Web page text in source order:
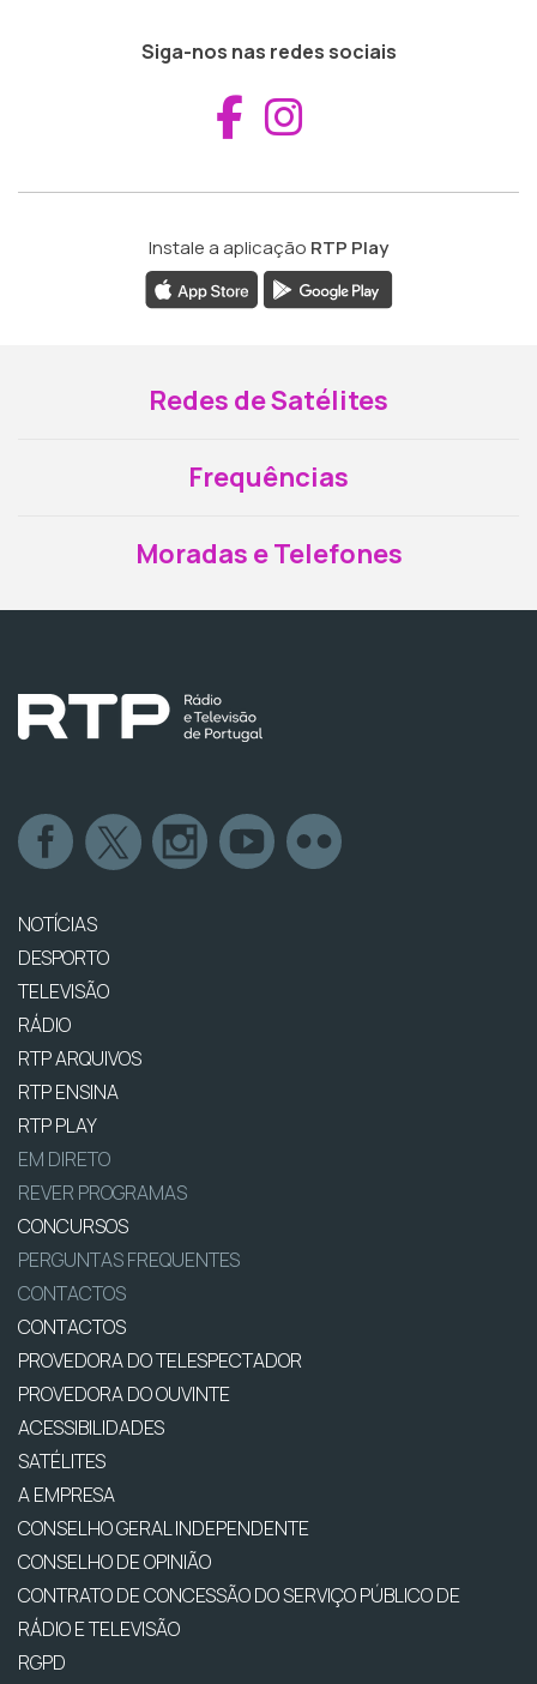
Siga-nos nas redes sociais
Aceder ao
Instale a aplicação RTP Play
Redes de Satélites
Frequências
Moradas e Telefones
NOTÍCIAS
DESPORTO
TELEVISÃO
RÁDIO
RTP ARQUIVOS
RTP ENSINA
RTP PLAY
EM DIRETO
REVER PROGRAMAS
CONCURSOS
PERGUNTAS FREQUENTES
CONTACTOS
CONTACTOS
PROVEDORA DO TELESPECTADOR
PROVEDORA DO OUVINTE
ACESSIBILIDADES
SATÉLITES
A EMPRESA
CONSELHO GERAL INDEPENDENTE
CONSELHO DE OPINIÃO
CONTRATO DE CONCESSÃO DO SERVIÇO PÚBLICO DE
RÁDIO E TELEVISÃO
RGPD